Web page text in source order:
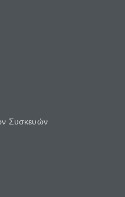
Συσκευών